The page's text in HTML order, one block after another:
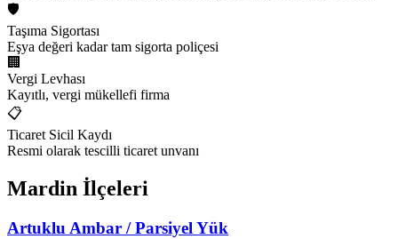
🛡️
Taşıma Sigortası
Eşya değeri kadar tam sigorta poliçesi
🏢
Vergi Levhası
Kayıtlı, vergi mükellefi firma
📋
Ticaret Sicil Kaydı
Resmi olarak tescilli ticaret unvanı
Mardin İlçeleri
Artuklu Ambar / Parsiyel Yük